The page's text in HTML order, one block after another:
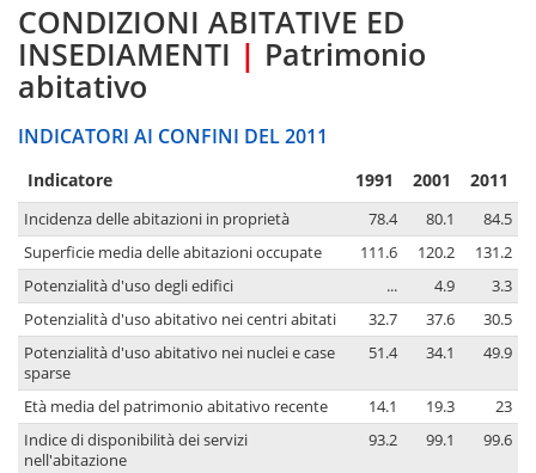
CONDIZIONI ABITATIVE ED
INSEDIAMENTI | Patrimonio
abitativo
INDICATORI AI CONFINI DEL 2011
Indicatore 1991 2001 2011
Incidenza delle abitazioni in proprietà 78.4 80.1
84.5
Superficie media delle abitazioni occupate
111.6 120.2
131.2
Potenzialità d'uso degli edifici
... 4.9
3.3
Potenzialità d'uso abitativo nei centri abitati
32.7 37.6
30.5
Potenzialità d'uso abitativo nei nuclei e case
sparse
51.4 34.1 49.9
Età media del patrimonio abitativo recente 14.1 19.3
23
Indice di disponibilità dei servizi
nell'abitazione
93.2 99.1 99.6